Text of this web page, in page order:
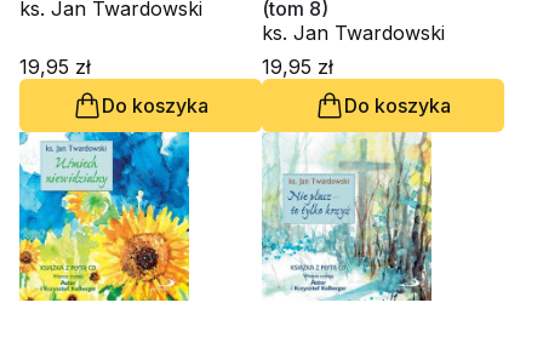
ks. Jan Twardowski
19,95 zł
Do koszyka
(tom 8)
ks. Jan Twardowski
19,95 zł
Do koszyka